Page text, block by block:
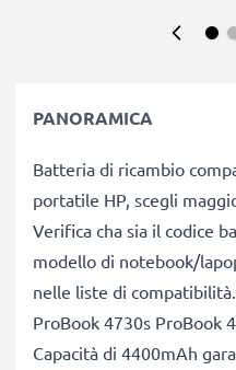
PANORAMICA
Batteria di ricambio
portatile HP, scegli
Verifica cha sia il codice
modello di notebook/
nelle liste di
ProBook 4730s ProBook
Capacità di 4400mAh